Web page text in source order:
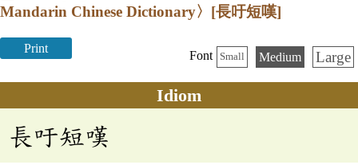
Mandarin Chinese Dictionary〉 [長吁短嘆]
Print
Font Small Medium Large
Idiom
長吁短嘆